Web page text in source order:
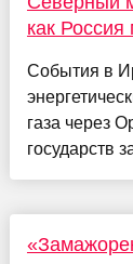
как Россия
События в
газа через
государств